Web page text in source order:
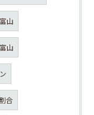
山
山
合